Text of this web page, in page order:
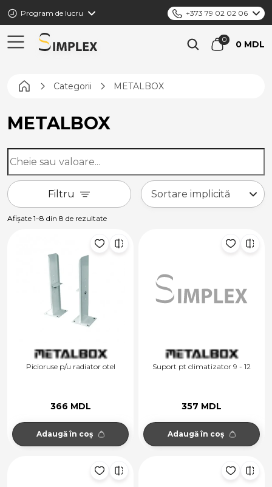
Program de lucru +373 79 02 02 06
0 MDL
Pagina principală
Categorii METALBOX
METALBOX
Filtru
Afișate 1–8 din 8 de rezultate
Picioruse p/u radiator otel
366 MDL
Adaugă în coș
Suport pt climatizator 9 - 12
357 MDL
Adaugă în coș